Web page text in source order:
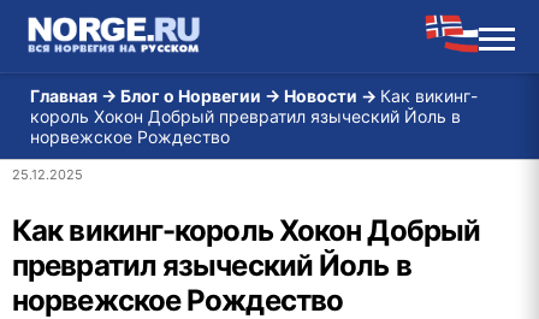
Главная → Блог о Норвегии → Новости → Как викинг-
король Хокон Добрый превратил языческий Йоль в
норвежское Рождество
25.12.2025
Как викинг-король Хокон Добрый
превратил языческий Йоль в
норвежское Рождество